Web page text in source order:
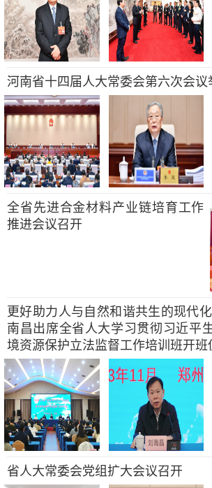
河南省十四届人大常委会第六次会议
全省先进合金材料产业链培育工作
推进会议召开
更好助力人与自然和谐共生的现代
南昌出席全省人大学习贯彻习近平
境资源保护立法监督工作培训班开班
省人大常委会党组扩大会议召开